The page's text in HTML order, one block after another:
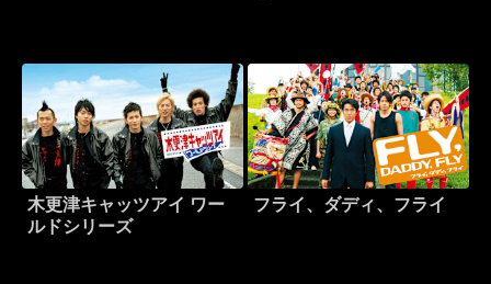
木更津キャッツアイ ワー
ルドシリーズ
フライ、ダディ、フライ